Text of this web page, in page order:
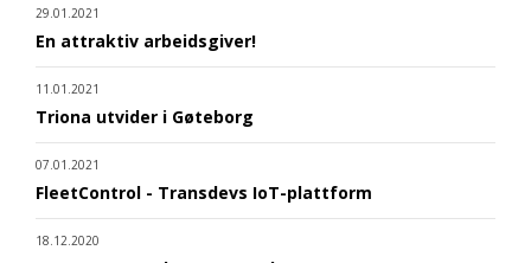
29.01.2021
En attraktiv arbeidsgiver!
11.01.2021
Triona utvider i Gøteborg
07.01.2021
FleetControl - Transdevs IoT-plattform
18.12.2020